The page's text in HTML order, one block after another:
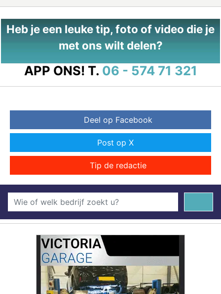
Heb je een leuke tip, foto of video die je
met ons wilt delen?
APP ONS! T. 06 - 574 71 321
Deel op Facebook
Post op X
Tip de redactie